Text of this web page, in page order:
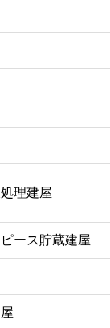
理建屋
ース貯蔵建屋